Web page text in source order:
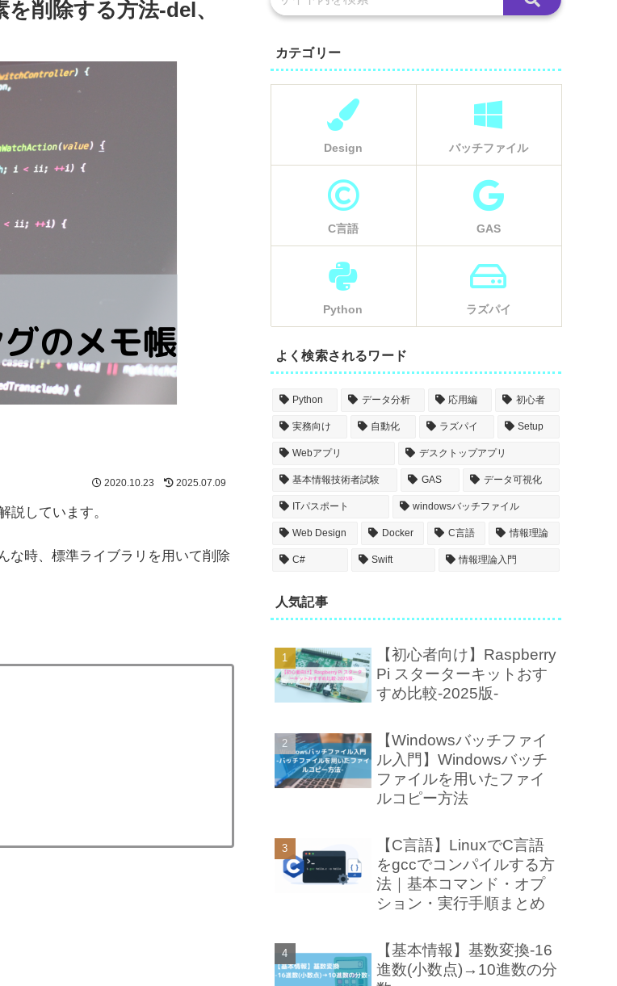
削除する方法-del、
2020.10.23 2025.07.09
説しています。
な時、標準ライブラリを用いて削除
カテゴリー
Design バッチファイル
C言語 GAS
Python ラズパイ
よく検索されるワード
Python データ分析 応用編 初心者
実務向け 自動化 ラズパイ Setup
Webアプリ デスクトップアプリ
基本情報技術者試験 GAS データ可視化
ITパスポート windowsバッチファイル
Web Design Docker C言語 情報理論
C# Swift 情報理論入門
人気記事
【初心者向け】Raspberry
Pi スターターキットおす
すめ比較-2025版-
【Windowsバッチファイ
ル入門】Windowsバッチ
ファイルを用いたファイ
ルコピー方法
【C言語】LinuxでC言語
をgccでコンパイルする方
法｜基本コマンド・オプ
ション・実行手順まとめ
【基本情報】基数変換-16
進数(小数点)→10進数の分